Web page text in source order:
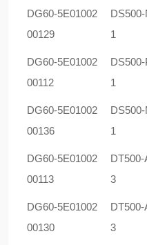
DG60-5E01002
00129
DS500-
1
DG60-5E01002
00112
DS500-
1
DG60-5E01002
00136
DS500-
1
DG60-5E01002
00113
DT500-
3
DG60-5E01002
00130
DT500-
3